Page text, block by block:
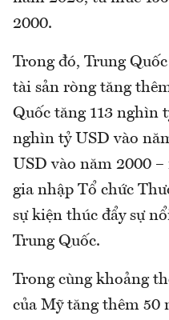
2000.
Trong đó, Trung
tài sản ròng tăng
Quốc tăng 113 nghìn
nghìn tỷ USD vào
USD vào năm 2000
gia nhập Tổ chức
sự kiện thúc đẩy sự
Trung Quốc.
Trong cùng khoảng
của Mỹ tăng thêm 50